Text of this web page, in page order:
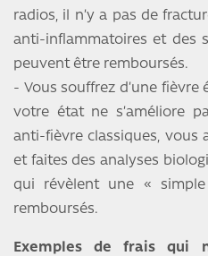
radios, il n’y a pas de
anti-inflammatoires et des
peuvent être remboursés.
- Vous souffrez d’une
votre état ne s’améliore
anti-fièvre classiques, vous
et faites des analyses
qui révèlent une «
remboursés.
Exemples de frais qui